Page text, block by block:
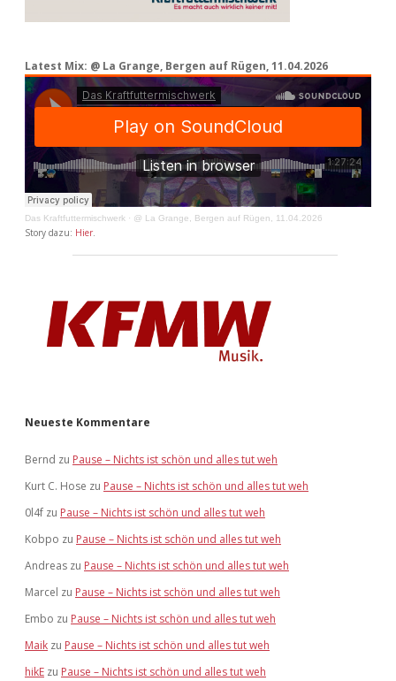
Latest Mix: @ La Grange, Bergen auf Rügen, 11.04.2026
Das Kraftfuttermischwerk · @ La Grange, Bergen auf Rügen, 11.04.2026
Story dazu: Hier
Neueste Kommentare
Bernd zu Pause – Nichts ist schön und alles tut weh
Kurt C. Hose zu Pause – Nichts ist schön und alles tut weh
0l4f zu Pause – Nichts ist schön und alles tut weh
Kobpo zu Pause – Nichts ist schön und alles tut weh
Andreas zu Pause – Nichts ist schön und alles tut weh
Marcel zu Pause – Nichts ist schön und alles tut weh
Embo zu Pause – Nichts ist schön und alles tut weh
Maik zu Pause – Nichts ist schön und alles tut weh
hikE zu Pause – Nichts ist schön und alles tut weh